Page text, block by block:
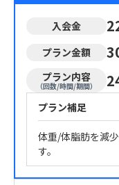
入会金
プラン金額
プラン内容
（回数/時間/期間）
プラン補足
体重/体脂肪を減
す。